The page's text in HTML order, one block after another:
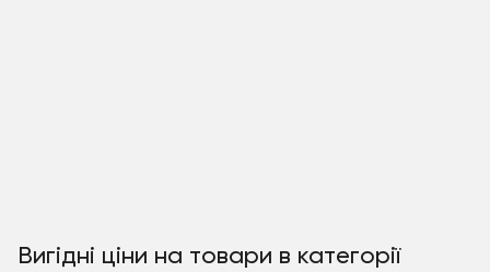
Вигідні ціни на товари в категорії